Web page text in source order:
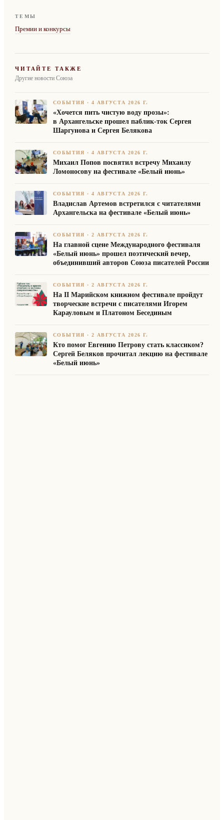
ТЕМЫ
Премии и конкурсы
ЧИТАЙТЕ ТАКЖЕ
Другие новости Союза
СОБЫТИЯ ·4 АВГУСТА 2026 Г.
«Хочется пить чистую воду прозы»:
в Архангельске прошел паблик-ток Сергея
Шаргунова и Сергея Белякова
СОБЫТИЯ ·4 АВГУСТА 2026 Г.
Михаил Попов посвятил встречу Михаилу
Ломоносову на фестивале «Белый июнь»
СОБЫТИЯ ·4 АВГУСТА 2026 Г.
Владислав Артемов встретился с читателями
Архангельска на фестивале «Белый июнь»
СОБЫТИЯ ·2 АВГУСТА 2026 Г.
На главной сцене Международного фестиваля
«Белый июнь» прошел поэтический вечер,
объединивший авторов Союза писателей России
СОБЫТИЯ ·2 АВГУСТА 2026 Г.
На II Марийском книжном фестивале пройдут
творческие встречи с писателями Игорем
Карауловым и Платоном Бесединым
СОБЫТИЯ ·2 АВГУСТА 2026 Г.
Кто помог Евгению Петрову стать классиком?
Сергей Беляков прочитал лекцию на фестивале
«Белый июнь»